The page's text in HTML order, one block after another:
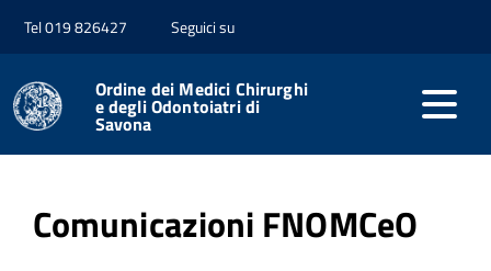
Tel 019 826427 Seguici su
Ordine dei Medici Chirurghi
e degli Odontoiatri di
Savona
Home Riferimenti Normativi
Pubblicato: 14 Maggio 2026
Comunicazioni FNOMCeO